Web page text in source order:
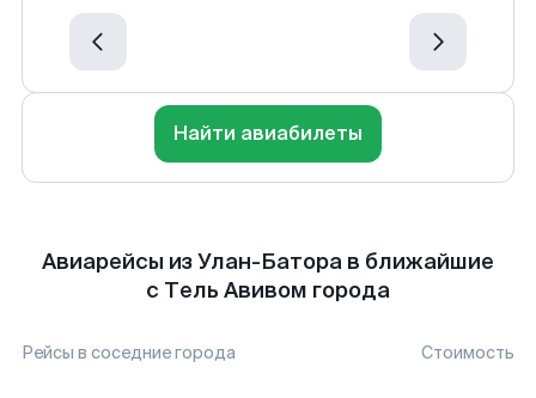
Найти авиабилеты
Авиарейсы из Улан-Батора в ближайшие
с Тель Авивом города
Рейсы в соседние города Стоимость